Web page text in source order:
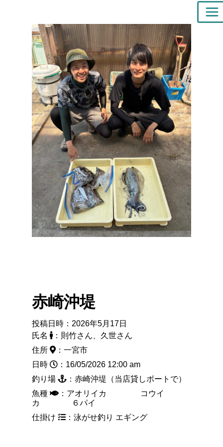
赤崎沖堤
投稿日時：2026年5月17日
氏名
：則竹さん、久世さん
住所
：一宮市
日時
：16/05/2026 12:00 am
釣り場
：赤崎沖堤（当店貸しボートで）
魚種
：アオリイカ コウイ
カ ６パイ
仕掛け
：泳がせ釣り エギング